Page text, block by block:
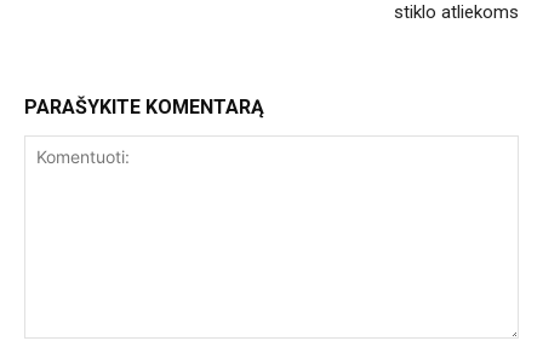
stiklo atliekoms
PARAŠYKITE KOMENTARĄ